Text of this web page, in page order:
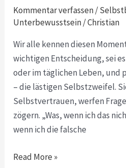
Kommentar verfassen/
Unterbewusstsein/Christian
Wir alle kennen diesen
wichtigen Entscheidung, sei
oder im täglichen Leben, und
– die lästigen Selbstzweifel.
Selbstvertrauen, werfen
zögern. „Was, wenn ich das
wenn ich die falsche
Unterbewusstsein
zu
Selbstvertrauen
Read More »